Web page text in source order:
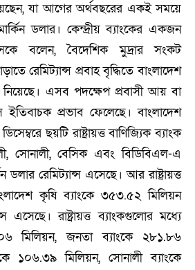
যা আগের অর্থবছরের একই সময়ে
ডলার। কেন্দ্রীয় ব্যাংকের একজন
বলেন, বৈদেশিক মুদ্রার সংকট
রেমিট্যান্স প্রবাহ বৃদ্ধিতে বাংলাদেশ
নিয়েছে। এসব পদক্ষেপ প্রবাসী আয় বা
ইতিবাচক প্রভাব ফেলেছে। বাংলাদেশ
ছয়টি রাষ্ট্রায়ত্ত বাণিজ্যিক ব্যাংক
সোনালী, বেসিক এবং বিডিবিএল-এ
রেমিট্যান্স এসেছে। আর রাষ্ট্রায়ত্ত
কৃষি ব্যাংকে ৩৫৩.৫২ মিলিয়ন
এসেছে। রাষ্ট্রায়ত্ত ব্যাংকগুলোর মধ্যে
মিলিয়ন, জনতা ব্যাংকে ২৮১.৮৬
১০৬.৩৯ মিলিয়ন, সোনালী ব্যাংকে